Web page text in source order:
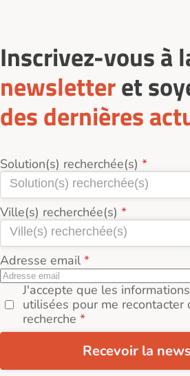
Inscrivez-vous à
newsletteret
des dernières
Solution(s) recherchée(s)
Ville(s) recherchée(s)
Adresse email
J'accepte que les
utilisées pour me recontacter
recherche
Recevoir la